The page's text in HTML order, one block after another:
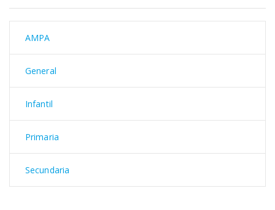
AMPA
General
Infantil
Primaria
Secundaria